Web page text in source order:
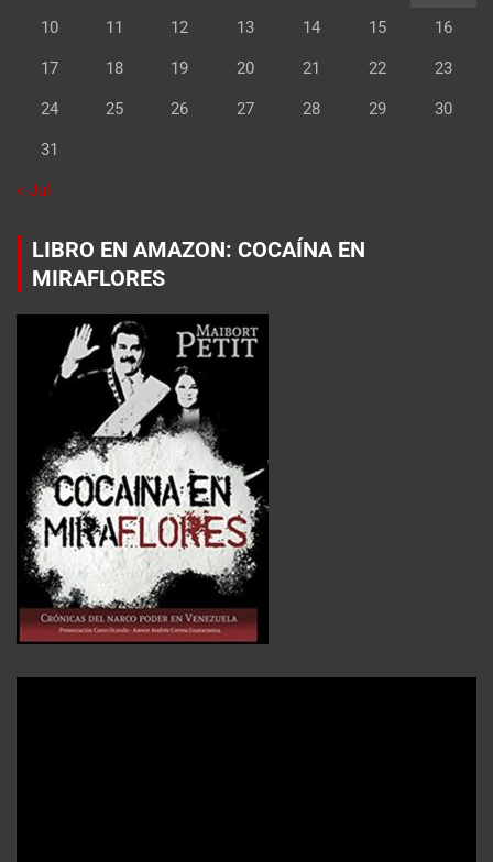
10 11 12 13 14 15 16
17 18 19 20 21 22 23
24 25 26 27 28 29 30
31
« Jul
LIBRO EN AMAZON: COCAÍNA EN
MIRAFLORES